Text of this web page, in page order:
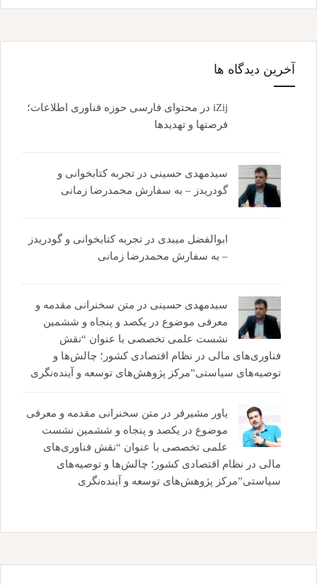
آخرین دیدگاه ها
iZij در محتوای فارسی حوزه فناوری اطلاعات؛
فرصتها و تهدیدها
سیدمهدی حسینی در تجربه کتابخوانی و
گودریدز – به سفارش محمدرضا زمانی
ابوالفضل میبدی در تجربه کتابخوانی و گودریدز
– به سفارش محمدرضا زمانی
سیدمهدی حسینی در متن سخنرانی مقدمه و
معرفی موضوع در یکصد و پنجاه و ششمین
نشست علمی تخصصی با عنوان “نقش
فناوری‌های مالی در نظام اقتصادی کشور؛ چالش‌ها و
توصیه‌های سیاستی”مرکز پژوهش‌های توسعه و آینده‌نگری
یاور مشیرفر در متن سخنرانی مقدمه و معرفی
موضوع در یکصد و پنجاه و ششمین نشست
علمی تخصصی با عنوان “نقش فناوری‌های
مالی در نظام اقتصادی کشور؛ چالش‌ها و توصیه‌های
سیاستی”مرکز پژوهش‌های توسعه و آینده‌نگری